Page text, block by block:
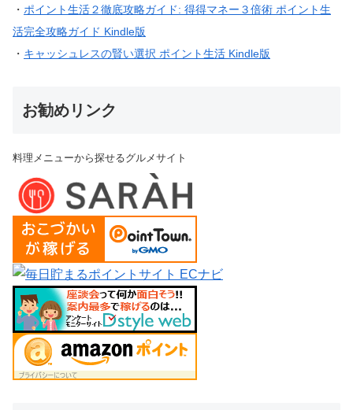
・ ポイント生活２徹底攻略ガイド: 得得マネー３倍術 ポイント生
活完全攻略ガイド Kindle版
・ キャッシュレスの賢い選択 ポイント生活 Kindle版
お勧めリンク
料理メニューから探せるグルメサイト